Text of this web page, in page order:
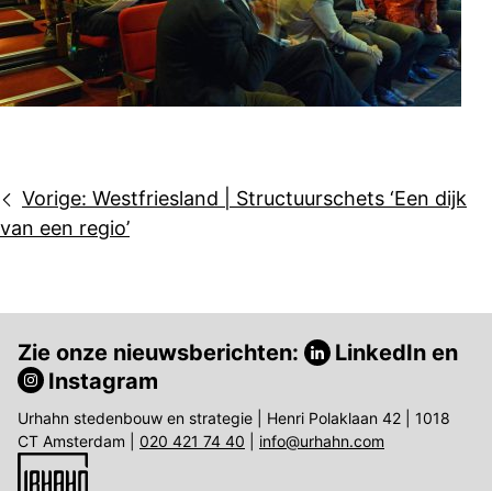
Bericht
navigatie
Vorige: Westfriesland | Structuurschets ‘Een dijk
van een regio’
Zie onze nieuwsberichten: LinkedIn en
Instagram
Urhahn stedenbouw en strategie | Henri Polaklaan 42 | 1018
CT Amsterdam | 020 421 74 40 info@urhahn.com